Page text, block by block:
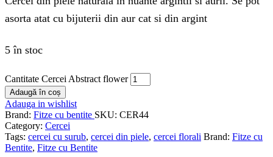
asorta atat cu bijuterii din aur cat si din argint
5 în stoc
Cantitate Cercei Abstract flower
Adaugă în coș
Adauga in wishlist
Brand: Fitze cu bentite SKU: CER44
Category: Cercei
Tags: cercei cu surub, cercei din piele, cercei florali Brand: Fitze cu
Bentite, Fitze cu Bentite